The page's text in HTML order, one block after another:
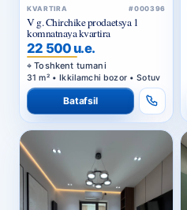
KVARTIRA #000396
V g. Chirchike prodaetsya 1
komnatnaya kvartira
22 500 u.e.
Toshkent tumani
31 m² • Ikkilamchi bozor • Sotuv
Batafsil